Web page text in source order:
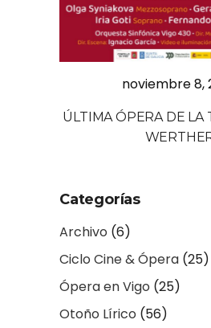
noviembre 8,
ÚLTIMA ÓPERA DE LA
Categorías
Archivo (6)
Ciclo Cine & Ópera (25)
Ópera en Vigo (25)
Otoño Lírico (56)